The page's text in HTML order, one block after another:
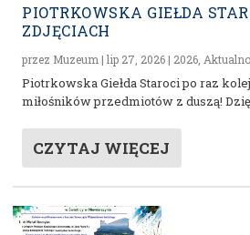
PIOTRKOWSKA GIEŁDA
ZDJĘCIACH
przez Muzeum |lip 27, 2026 | 2026
Piotrkowska Giełda Staroci po raz
miłośników przedmiotów z duszą!
CZYTAJ WIĘCEJ